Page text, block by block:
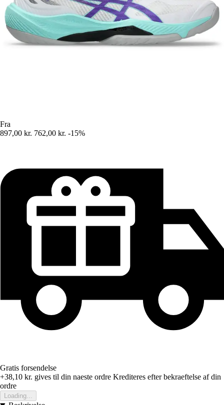
Fra
897,00 kr. 762,00 kr. -15%
Gratis forsendelse
+38,10 kr. gives til din naeste ordre Krediteres efter bekraeftelse af din
ordre
Loading...